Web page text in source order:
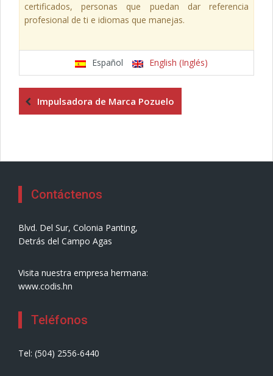
certificados, personas que puedan dar referencia
profesional de ti e idiomas que manejas.
Español English (Inglés)
Impulsadora de Marca Pozuelo
Contáctenos
Blvd. Del Sur, Colonia Panting,
Detrás del Campo Agas
Visita nuestra empresa hermana:
www.codis.hn
Teléfonos
Tel: (504) 2556-6440